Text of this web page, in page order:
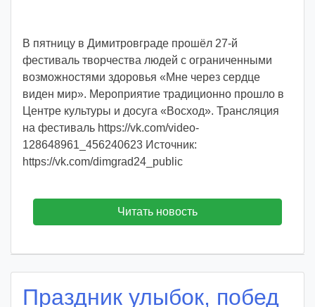
р
:
v
o
i
d
d
m
y
В пятницу в Димитровграде прошёл 27-й
фестиваль творчества людей с ограниченными
возможностями здоровья «Мне через сердце
виден мир». Мероприятие традиционно прошло в
Центре культуры и досуга «Восход». Трансляция
на фестиваль https://vk.com/video-
128648961_456240623 Источник:
https://vk.com/dimgrad24_public
Читать новость
Праздник улыбок, побед